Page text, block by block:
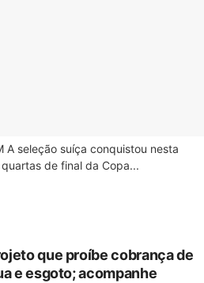
A seleção suíça conquistou nesta
de final da Copa...
que proíbe cobrança de
e esgoto; acompanhe